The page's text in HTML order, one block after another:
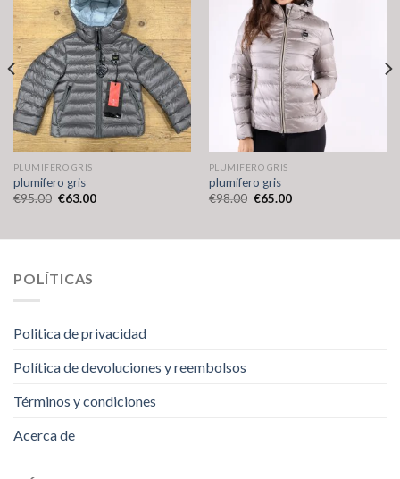
PLUMIFERO GRIS
plumifero gris
€95.00 €63.00
PLUMIFERO GRIS
plumifero gris
€98.00 €65.00
POLÍTICAS
Politica de privacidad
Política de devoluciones y reembolsos
Términos y condiciones
Acerca de